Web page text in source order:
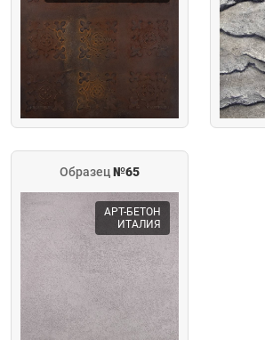
Образец№65
АРТ-БЕТОН
ИТАЛИЯ